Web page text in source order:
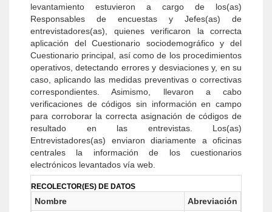
levantamiento estuvieron a cargo de los(as)
Responsables de encuestas y Jefes(as) de
entrevistadores(as), quienes verificaron la correcta
aplicación del Cuestionario sociodemográfico y del
Cuestionario principal, así como de los procedimientos
operativos, detectando errores y desviaciones y, en su
caso, aplicando las medidas preventivas o correctivas
correspondientes. Asimismo, llevaron a cabo
verificaciones de códigos sin información en campo
para corroborar la correcta asignación de códigos de
resultado en las entrevistas. Los(as)
Entrevistadores(as) enviaron diariamente a oficinas
centrales la información de los cuestionarios
electrónicos levantados vía web.
RECOLECTOR(ES) DE DATOS
Nombre
Abreviación